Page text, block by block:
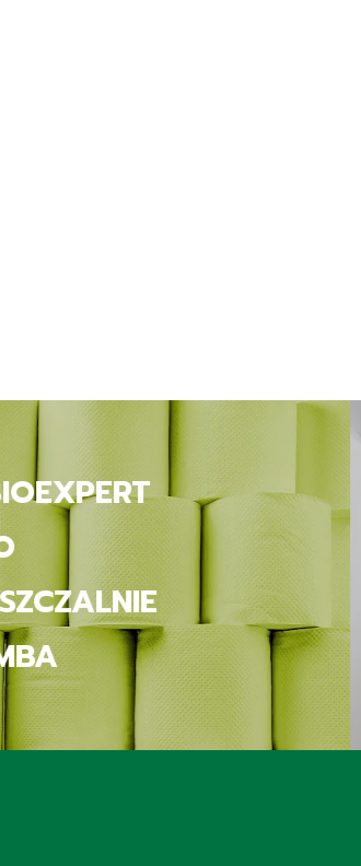
JAK BIOEXPERT
UDRAŻNIA
RURY I USUWA
ZAPACHY Z
ODPŁYWÓW